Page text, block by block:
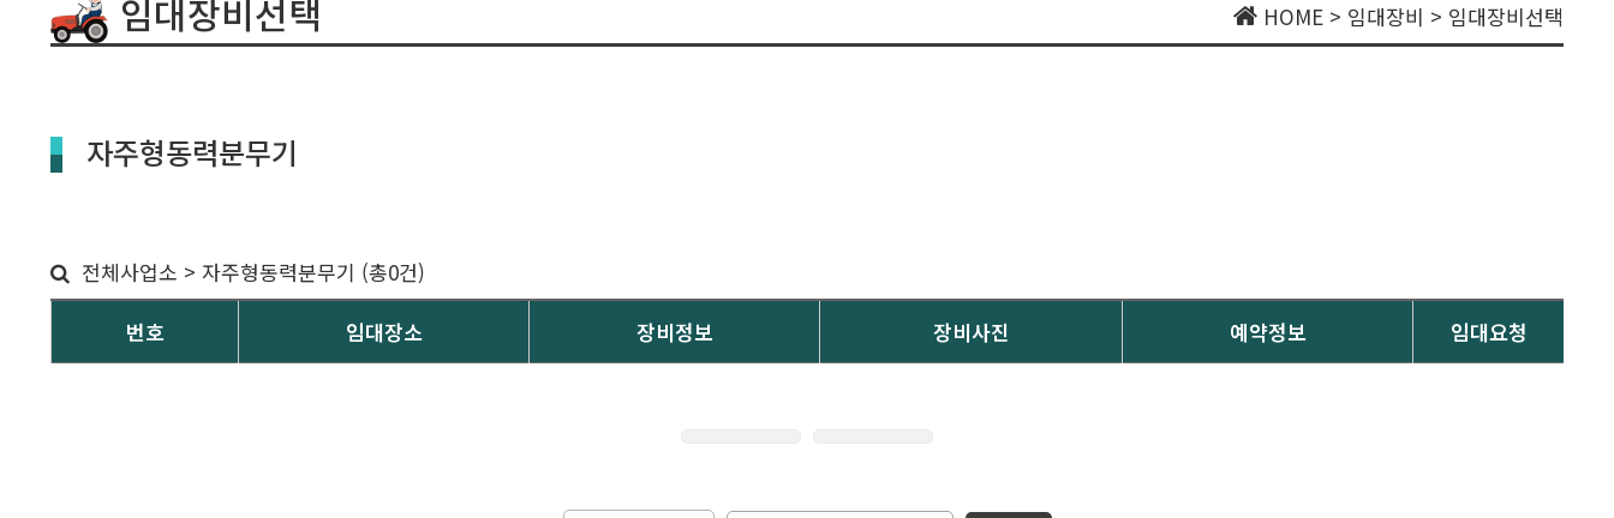
임대장비선택 HOME > 임대장비 > 임대장비선택
자주형동력분무기
전체사업소 > 자주형동력분무기 (총0건)
번호
임대장소 장비정보 장비사진 예약정보 임대요청